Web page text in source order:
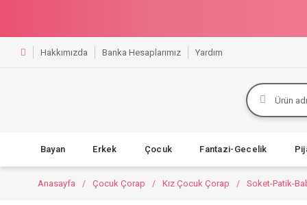
Hakkımızda Banka Hesaplarımız Yardım
Bayan Erkek Çocuk Fantazi-Gecelik
Anasayfa Çocuk Çorap Kız Çocuk Çorap Soket-Patik-